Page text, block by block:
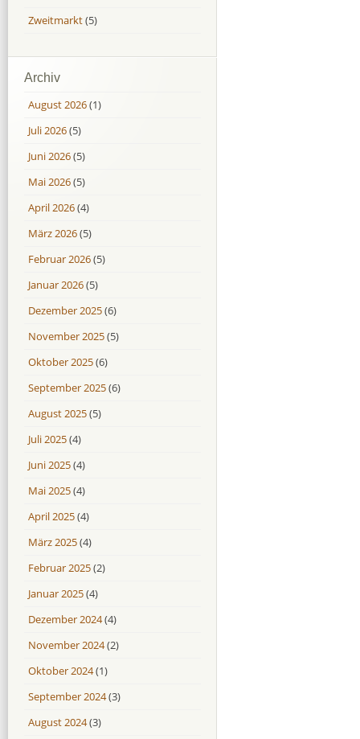
Zweitmarkt(5)
Archiv
August 2026(1)
Juli 2026(5)
Juni 2026(5)
Mai 2026(5)
April 2026(4)
März 2026(5)
Februar 2026(5)
Januar 2026(5)
Dezember 2025(6)
November 2025(5)
Oktober 2025(6)
September 2025(6)
August 2025(5)
Juli 2025(4)
Juni 2025(4)
Mai 2025(4)
April 2025(4)
März 2025(4)
Februar 2025(2)
Januar 2025(4)
Dezember 2024(4)
November 2024(2)
Oktober 2024(1)
September 2024(3)
August 2024(3)